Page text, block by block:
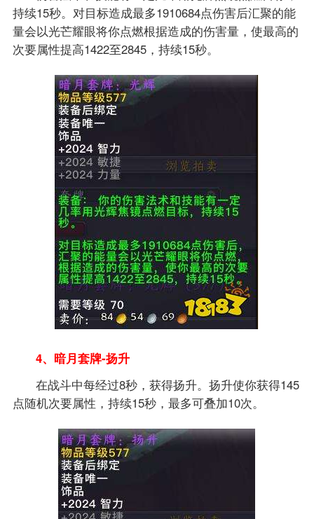
持续15秒。对目标造成最多1910684点伤害后汇聚的能
量会以光芒耀眼将你点燃根据造成的伤害量，使最高的
次要属性提高1422至2845，持续15秒。
4、暗月套牌-扬升
在战斗中每经过8秒，获得扬升。扬升使你获得145
点随机次要属性，持续15秒，最多可叠加10次。